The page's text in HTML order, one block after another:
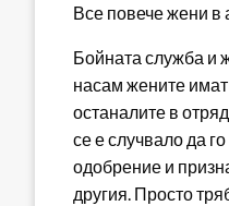
Все повече жени в
Бойната служба и
насам жените
останалите в
се е случвало да
одобрение и
другия. Просто